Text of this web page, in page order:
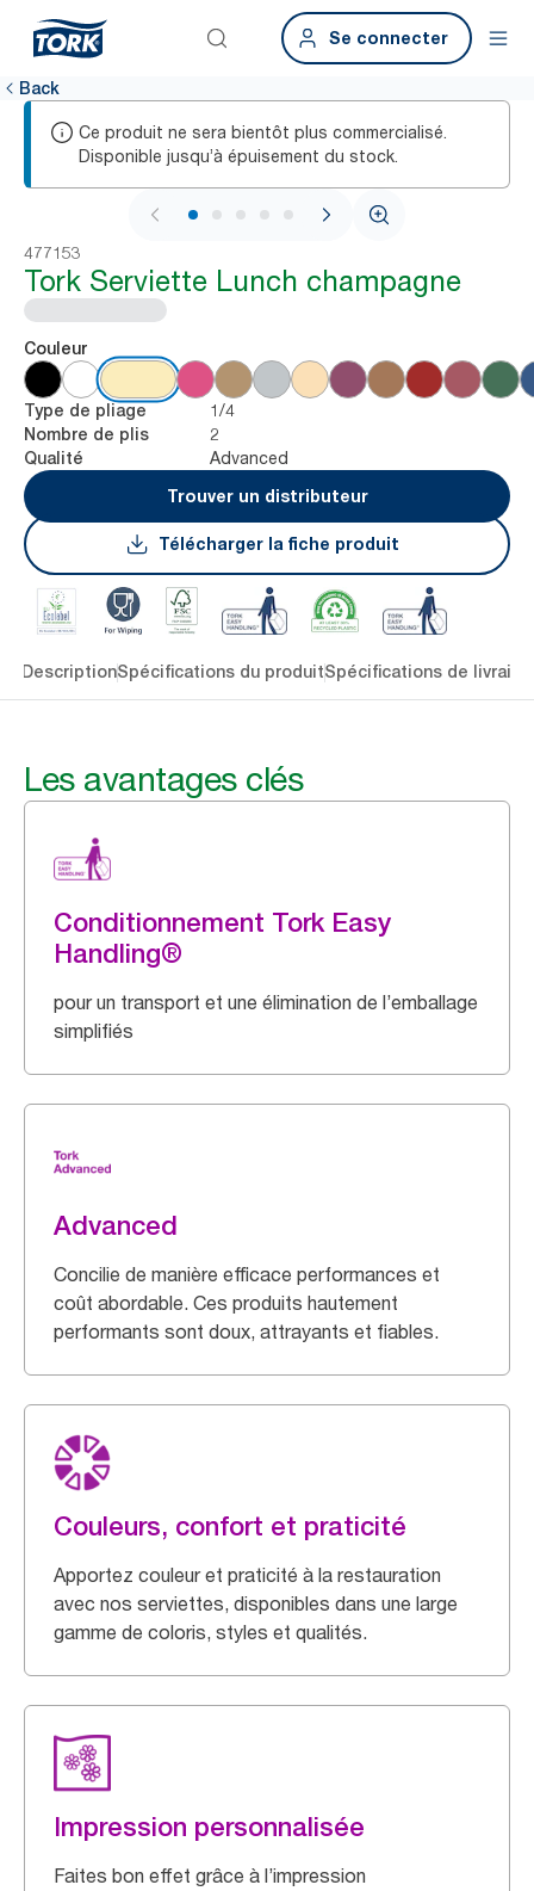
Se connecter
Back
Ce produit ne sera bientôt plus commercialisé.
Disponible jusqu’à épuisement du stock.
1 / 6
477153
Tork Serviette Lunch champagne
Couleur
Type de pliage 1/4
Nombre de plis 2
Qualité
Advanced
Trouver un distributeur
Télécharger la fiche produit
DescriptionSpécifications du produitSpécifications de
Les avantages clés
Conditionnement Tork Easy
Handling®
pour un transport et une élimination de l’emballage
simplifiés
Advanced
Concilie de manière efficace performances et
coût abordable. Ces produits hautement
performants sont doux, attrayants et fiables.
Couleurs, confort et praticité
Apportez couleur et praticité à la restauration
avec nos serviettes, disponibles dans une large
gamme de coloris, styles et qualités.
Impression personnalisée
Faites bon effet grâce à l’impression